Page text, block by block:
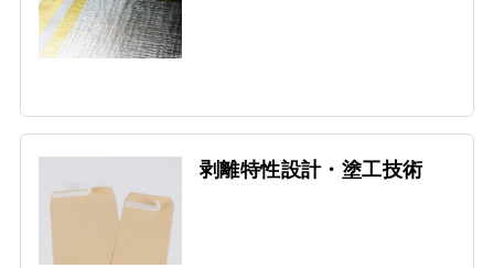
剥離特性設計・塗工技術